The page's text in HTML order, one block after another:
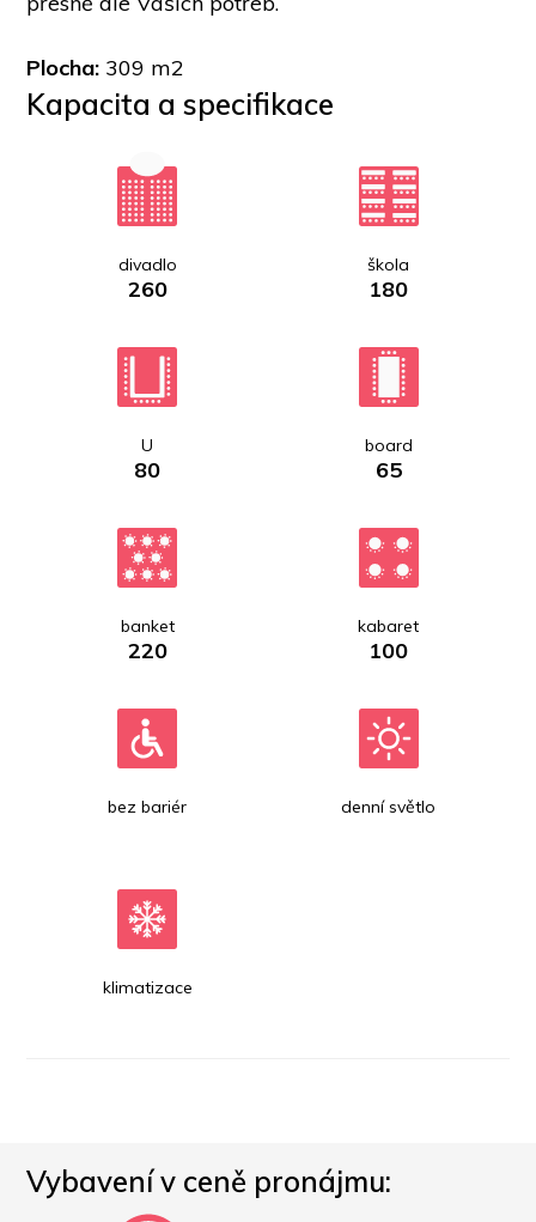
Plocha: 309 m2
Kapacita a specifikace
divadlo
260
škola
180
U
80
board
65
banket
220
kabaret
100
bez bariér denní světlo
klimatizace
Vybavení v ceně pronájmu: